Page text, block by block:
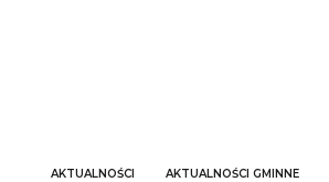
AKTUALNOŚCI AKTUALNOŚCI GMINNE